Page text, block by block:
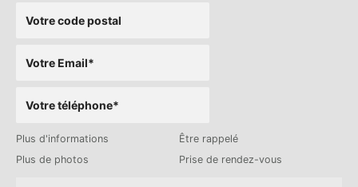
Plus d'informations
Être rappelé
Plus de photos
Prise de rendez-vous